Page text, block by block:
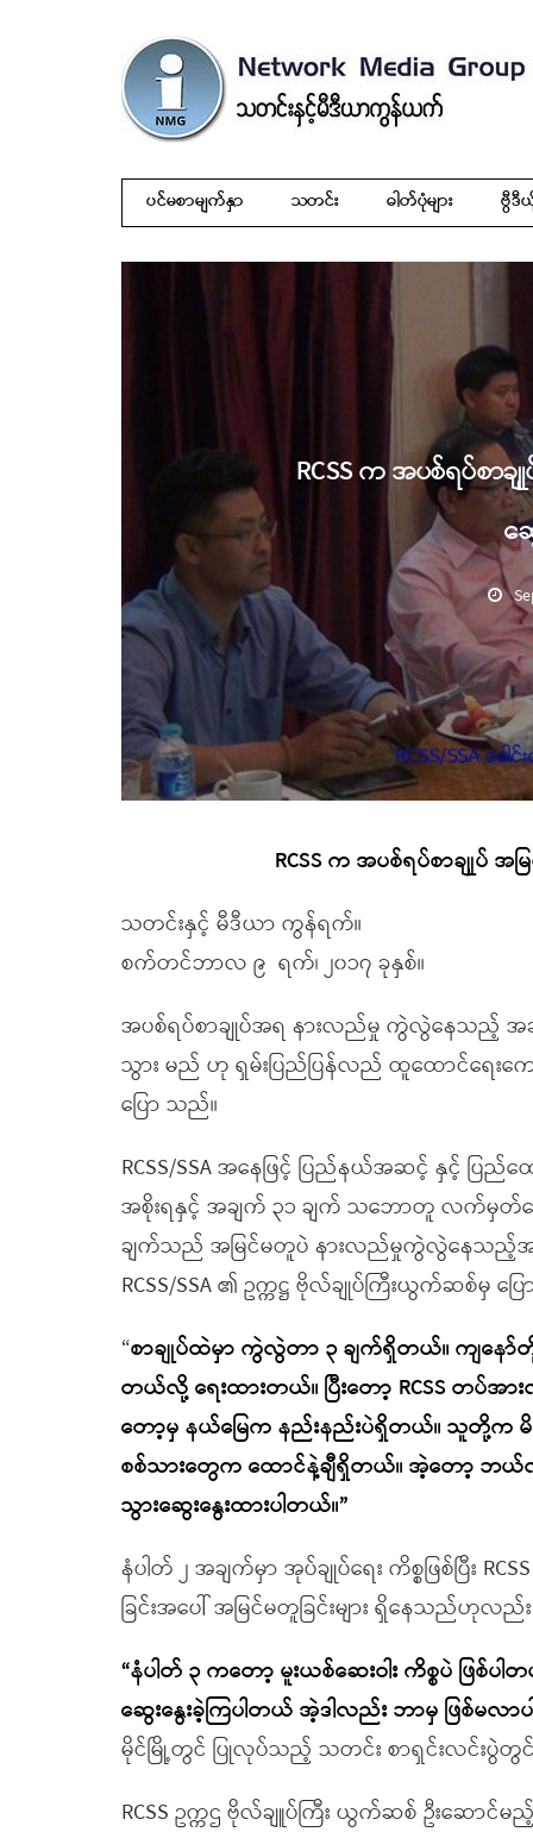
ပင်မစာမျက်နှာ သတင်း ဓါတ်ပုံများ ဗွီဒီ
RCSS က အပစ်ရပ်စာခ
ဆွ
RCSS က အပစ်ရပ်စာချုုပ် အ
သတင်းနှင့် မီဒီယာ ကွန်ရက်။
စက်တင်ဘာလ ၉ ရက်၊ ၂၀၁၇ ခုနှစ်။
အပစ်ရပ်စာချုပ်အရ နားလည်မှု ကွဲလွဲနေသည့် အခ
သွား မည် ဟု ရှမ်းပြည်ပြန်လည် ထူထောင်ရေးက
ပြော သည်။
RCSS/SSA အနေဖြင့် ပြည်နယ်အဆင့် နှင့် ပ
အစိုးရနှင့် အချက် ၃၁ ချက် သဘောတူ လက်မှတ်ရ
ချက်သည် အမြင်မတူပဲ နားလည်မှုကွဲလွဲနေသည့်
RCSS/SSA ၏ ဥက္ကဋ္ဌ ဗိုလ်ချုပ်ကြီးယွက်ဆစ်မှ ပြ
“စာချုပ်ထဲမှာ ကွဲလွဲတာ ၃ ချက်ရှိတယ်။ ကျနော်တို့
တယ်လို့ ရေးထားတယ်။ ပြီးတော့ RCSS တပ်အ
တော့မှ နယ်မြေက နည်းနည်းပဲရှိတယ်။ သူတို့က မိ
စစ်သားတွေက ထောင်နဲ့ချီရှိတယ်။ အဲ့တော့ ဘယ်လို
သွားဆွေးနွေးထားပါတယ်။”
နံပါတ် ၂ အချက်မှာ အုပ်ချုပ်ရေး ကိစ္စဖြစ်ပြီး
ခြင်းအပေါ် အမြင်မတူခြင်းများ ရှိနေသည်ဟု
“နံပါတ် ၃ ကတော့ မူးယစ်ဆေးဝါး ကိစ္စပဲ ဖြစ်
ဆွေးနွေးခဲ့ကြပါတယ် အဲ့ဒါလည်း ဘာမှ ဖြစ်မလာပ
မိုင်မြို့တွင် ပြုလုပ်သည့် သတင်း စာရှင်းလင်းပွဲတွင်
RCSS ဥက္ကဌ ဗိုလ်ချူပ်ကြီး ယွက်ဆစ် ဦးဆ